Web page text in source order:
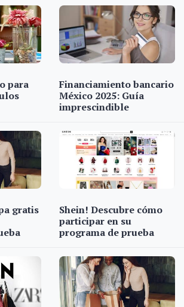
para
Financiamiento bancario
México 2025: Guía
imprescindible
gratis
Shein! Descubre cómo
participar en su
programa de prueba